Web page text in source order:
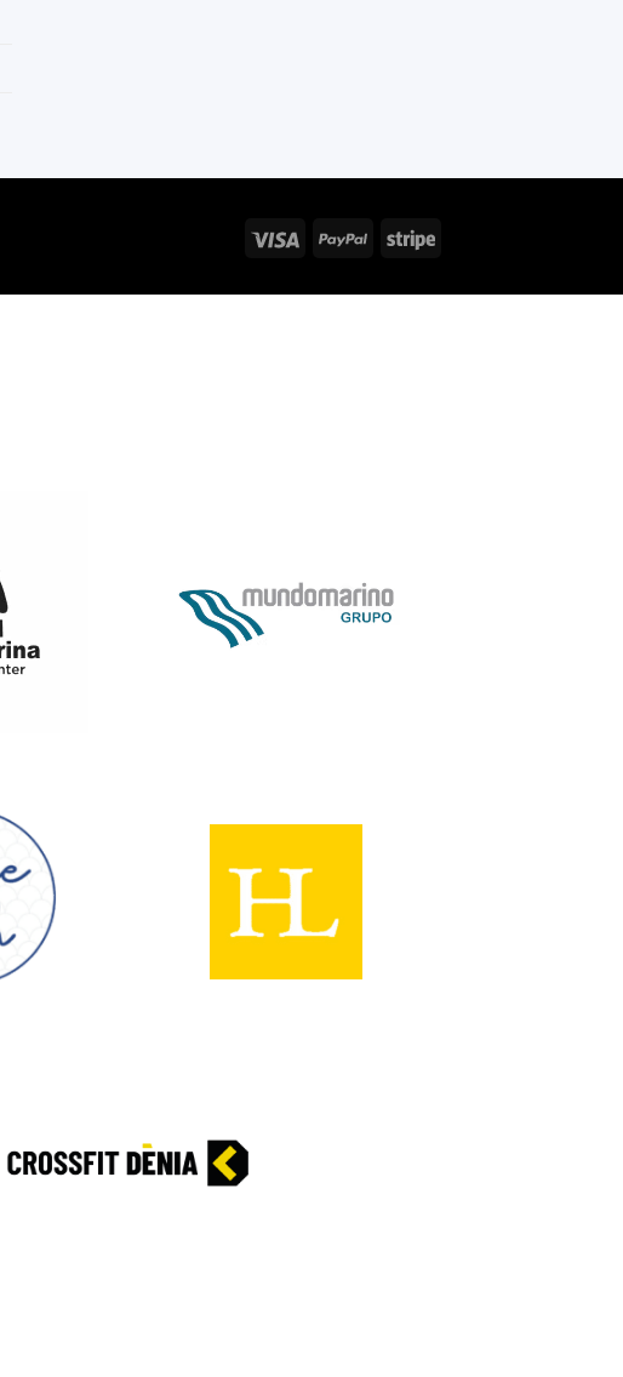
Visa PayPal Stripe